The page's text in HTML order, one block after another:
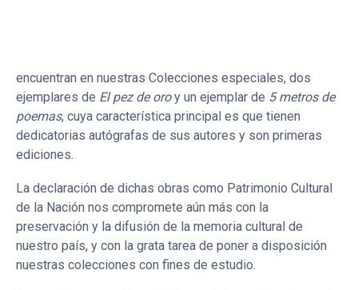
encuentran en nuestras Colecciones especiales, dos
ejemplares de El pez de oroy un ejemplar de 5 metros de
poemas, cuya característica principal es que tienen
dedicatorias autógrafas de sus autores y son primeras
ediciones.
La declaración de dichas obras como Patrimonio Cultural
de la Nación nos compromete aún más con la
preservación y la difusión de la memoria cultural de
nuestro país, y con la grata tarea de poner a disposición
nuestras colecciones con fines de estudio.